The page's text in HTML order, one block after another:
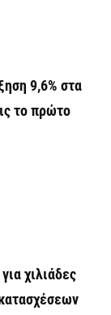
9,6% στα
το πρώτο
χιλιάδες